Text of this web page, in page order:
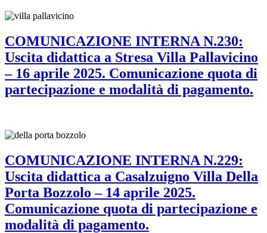
COMUNICAZIONE INTERNA N.230:
Uscita didattica a Stresa Villa Pallavicino
– 16 aprile 2025. Comunicazione quota di
partecipazione e modalità di pagamento.
COMUNICAZIONE INTERNA N.229:
Uscita didattica a Casalzuigno Villa Della
Porta Bozzolo – 14 aprile 2025.
Comunicazione quota di partecipazione e
modalità di pagamento.